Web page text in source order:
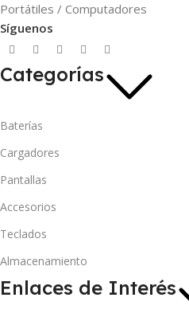
Portátiles / Computadores
Síguenos
Categorías
Baterías
Cargadores
Pantallas
Accesorios
Teclados
Almacenamiento
Enlaces de Interés